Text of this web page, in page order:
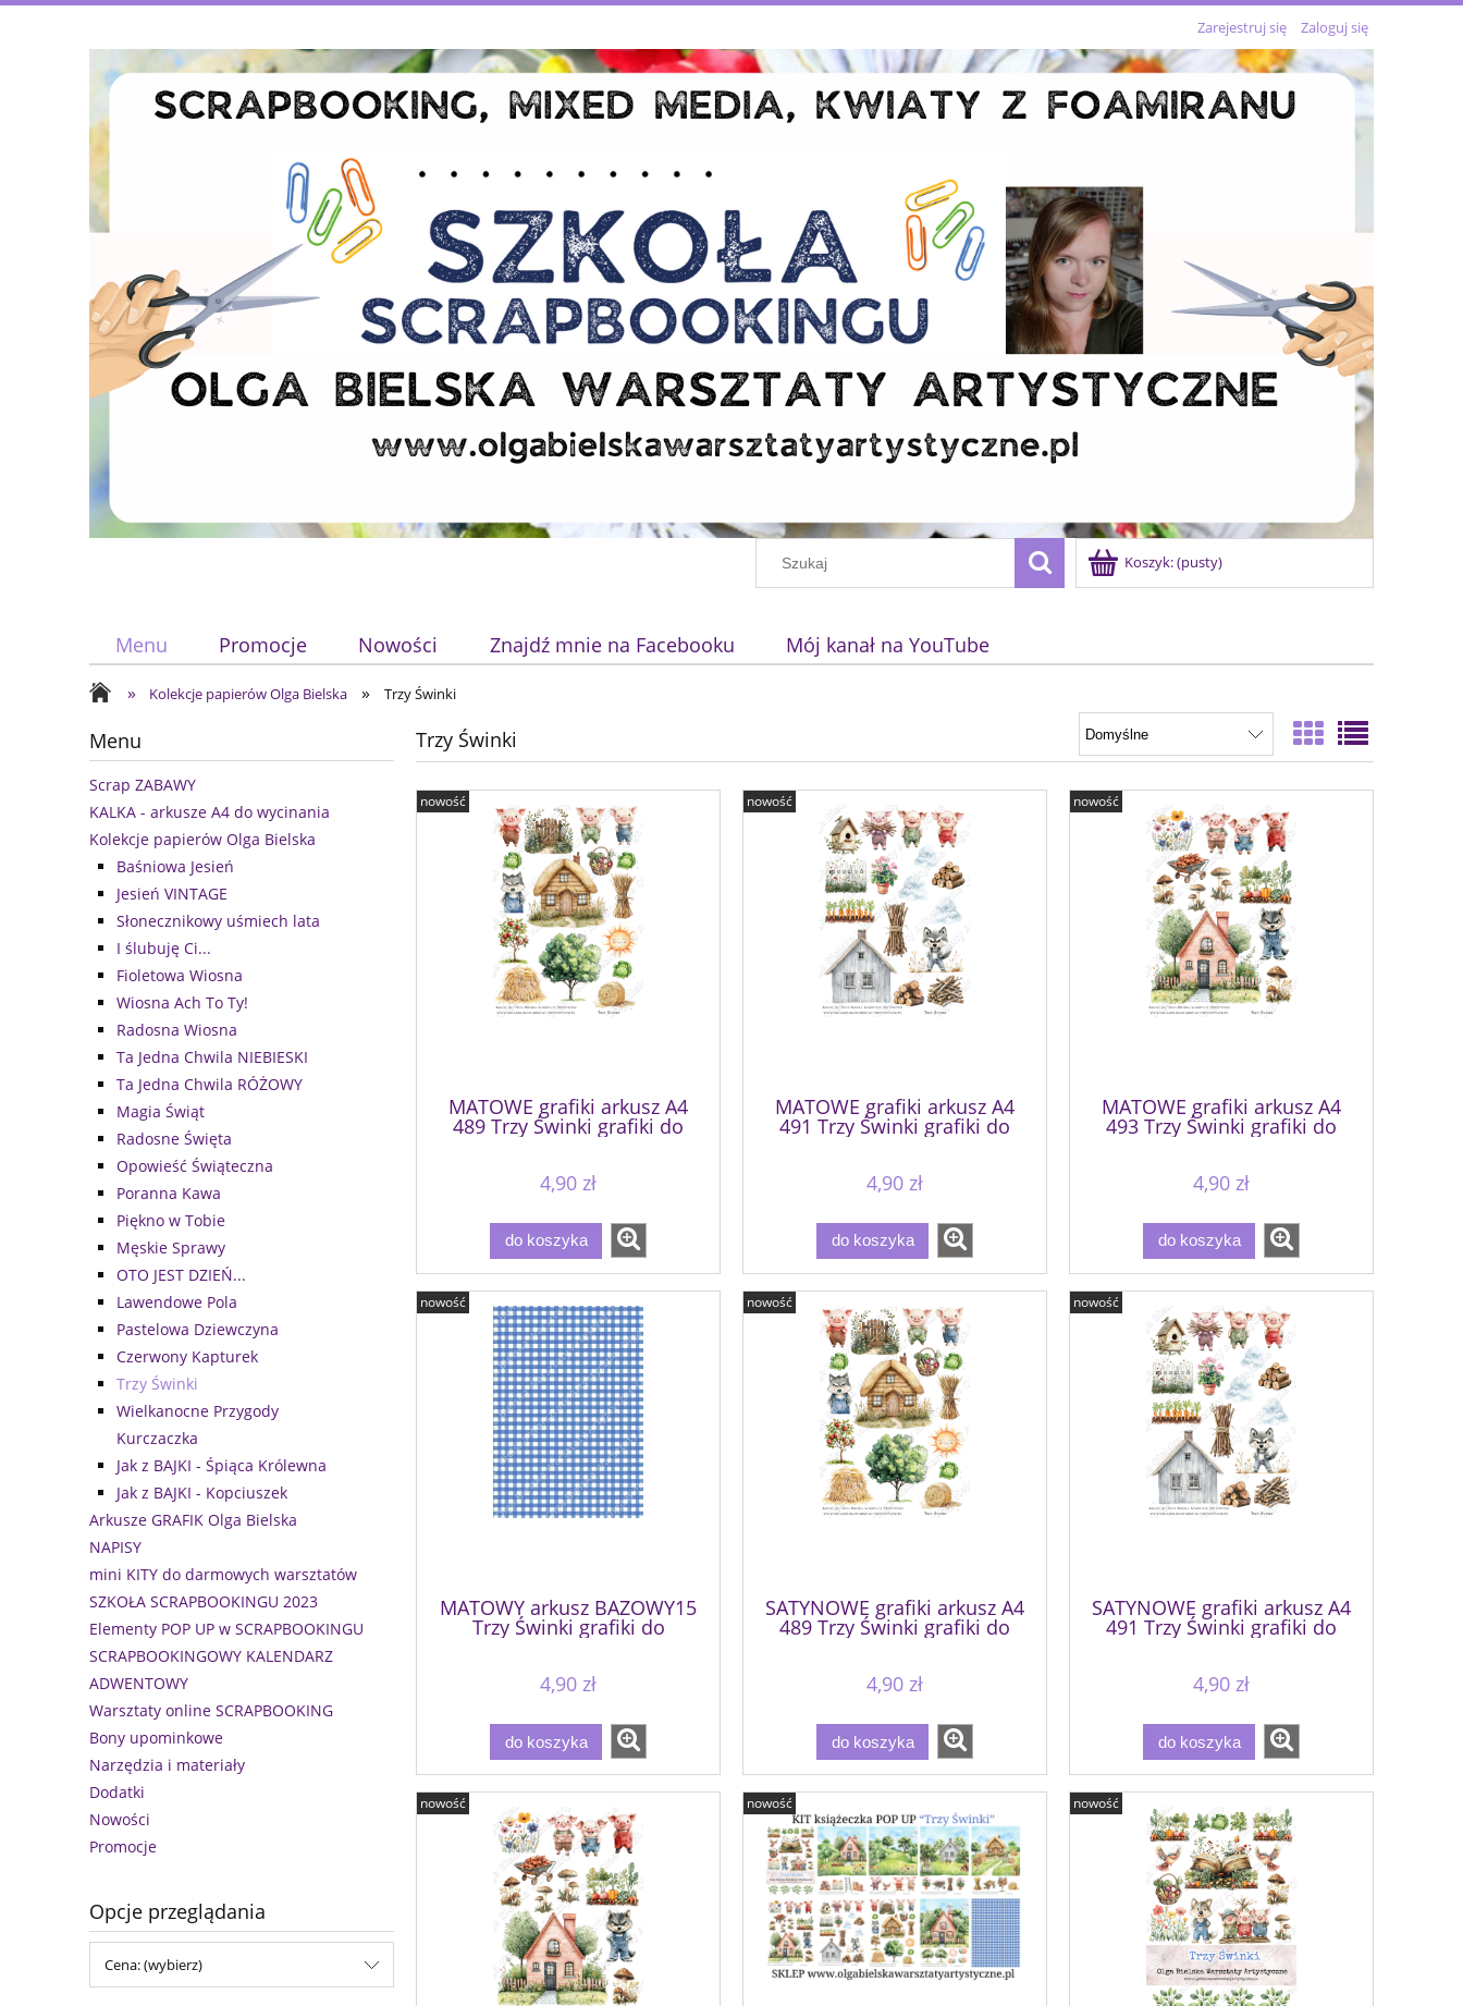
Zarejestruj się Zaloguj się
Koszyk:(pusty)
Menu Promocje Nowości Znajdź mnie na Facebooku Mój kanał na YouTube
» Kolekcje papierów Olga Bielska » Trzy Świnki
Menu
Scrap ZABAWY
KALKA - arkusze A4 do wycinania
Kolekcje papierów Olga Bielska
Baśniowa Jesień
Jesień VINTAGE
Słonecznikowy uśmiech lata
I ślubuję Ci...
Fioletowa Wiosna
Wiosna Ach To Ty!
Radosna Wiosna
Ta Jedna Chwila NIEBIESKI
Ta Jedna Chwila RÓŻOWY
Magia Świąt
Radosne Święta
Opowieść Świąteczna
Poranna Kawa
Piękno w Tobie
Męskie Sprawy
OTO JEST DZIEŃ...
Lawendowe Pola
Pastelowa Dziewczyna
Czerwony Kapturek
Trzy Świnki
Wielkanocne Przygody
Kurczaczka
Jak z BAJKI - Śpiąca Królewna
Jak z BAJKI - Kopciuszek
Arkusze GRAFIK Olga Bielska
NAPISY
mini KITY do darmowych warsztatów
SZKOŁA SCRAPBOOKINGU 2023
Elementy POP UP w SCRAPBOOKINGU
SCRAPBOOKINGOWY KALENDARZ
ADWENTOWY
Warsztaty online SCRAPBOOKING
Bony upominkowe
Narzędzia i materiały
Dodatki
Nowości
Promocje
Opcje przeglądania
Cena: (wybierz)
Trzy Świnki
MATOWE grafiki arkusz A4
489 Trzy Świnki grafiki do
wycinania
4,90 zł
do koszyka
nowość
MATOWE grafiki arkusz A4
491 Trzy Świnki grafiki do
wycinania
4,90 zł
do koszyka
nowość
MATOWE grafiki arkusz A4
493 Trzy Świnki grafiki do
wycinania
4,90 zł
do koszyka
nowość
MATOWY arkusz BAZOWY15
Trzy Świnki grafiki do
wycinania
4,90 zł
do koszyka
nowość
SATYNOWE grafiki arkusz A4
489 Trzy Świnki grafiki do
wycinania
4,90 zł
do koszyka
nowość
SATYNOWE grafiki arkusz A4
491 Trzy Świnki grafiki do
wycinania
4,90 zł
do koszyka
nowość
nowość nowość nowość